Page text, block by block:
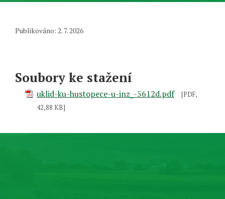
Publikováno: 2. 7. 2026
Soubory ke stažení
uklid-ku-hustopece-u-inz_-5612d.pdf
[PDF,
42,88 KB]